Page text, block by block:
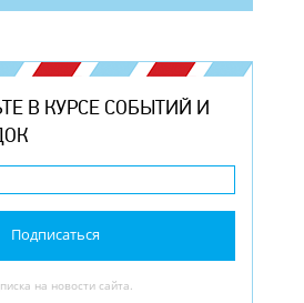
В КУРСЕ СОБЫТИЙ И
Подписаться
на новости сайта.